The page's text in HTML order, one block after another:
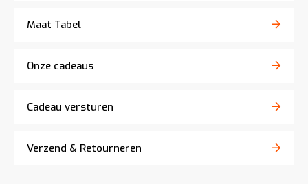
Maat Tabel
Onze cadeaus
Cadeau versturen
Verzend & Retourneren